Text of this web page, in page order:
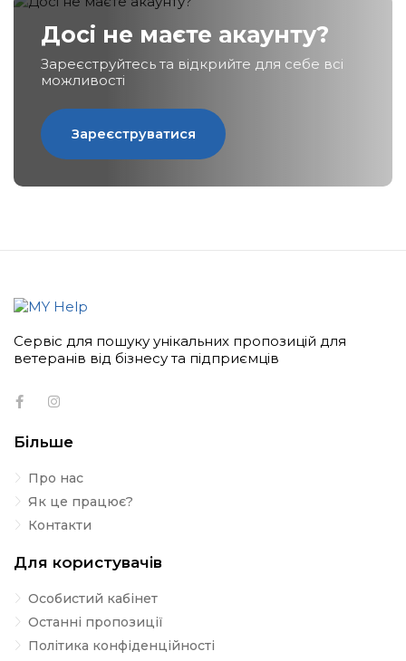
Досі не маєте акаунту?
Зареєструйтесь та відкрийте для себе всі
можливості
Сервіс для пошуку унікальних пропозицій для
ветеранів від бізнесу та підприємців
Більше
Про нас
Як це працює?
Контакти
Для користувачів
Особистий кабінет
Останні пропозиції
Політика конфіденційності